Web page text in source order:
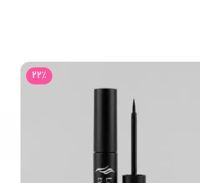
این برس باعث می‌شود مواد ریمل به‌صورت
دیده شدن چشم‌ها دارد و ریمل سوپر لش
22٪